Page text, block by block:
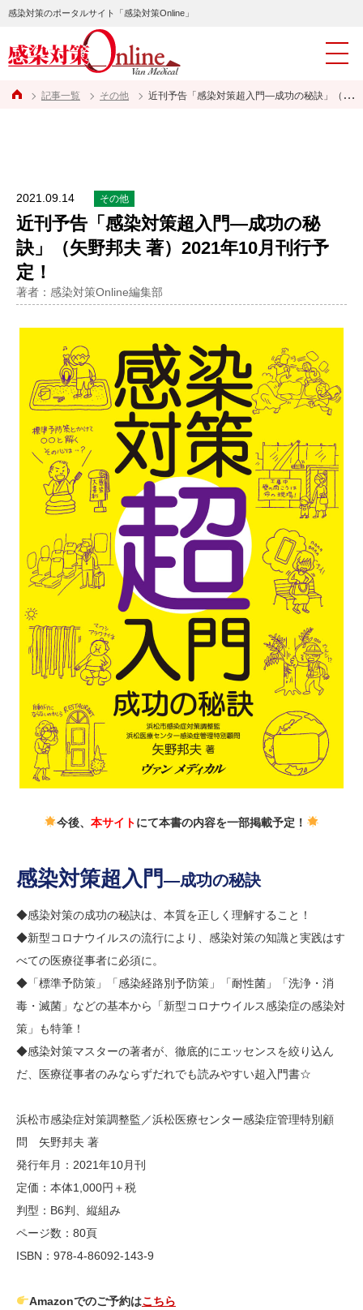
感染対策のポータルサイト「感染対策Online」
記事一覧 その他 近刊予告「感染対策超入門―成功の秘訣」（矢野邦夫 著）2021年10月刊行予定！
2021.09.14 その他
近刊予告「感染対策超入門―成功の秘
訣」（矢野邦夫 著）2021年10月刊行予
定！
著者：感染対策Online編集部
今後、 本サイトにて本書の内容を一部掲載予定！
感染対策超入門―成功の秘訣
◆感染対策の成功の秘訣は、本質を正しく理解すること！
◆新型コロナウイルスの流行により、感染対策の知識と実践はす
べての医療従事者に必須に。
◆「標準予防策」「感染経路別予防策」「耐性菌」「洗浄・消
毒・滅菌」などの基本から「新型コロナウイルス感染症の感染対
策」も特筆！
◆感染対策マスターの著者が、徹底的にエッセンスを絞り込ん
だ、医療従事者のみならずだれでも読みやすい超入門書☆
浜松市感染症対策調整監／浜松医療センター感染症管理特別顧
問 矢野邦夫 著
発行年月：2021年10月刊
定価：本体1,000円＋税
判型：B6判、縦組み
ページ数：80頁
ISBN：978-4-86092-143-9
Amazonでのご予約はこちら